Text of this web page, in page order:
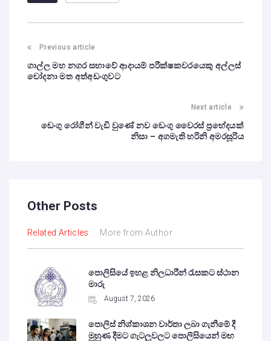
Previous article
ගාල්ල මහ නගර සභාවේ ආදායම් පරීක්ෂකවරයෙකු අල්ලස්
චෝදනා මත අත්අඩංගුවට
Next article
ඩෙංගු රෝගීන් වැඩි වුණේ නව ඩෙංගු වෛරස් ප්‍රභේදයක්
නිසා – අගමැති හරිනි අමරසූරිය
Other Posts
Related Articles More from Author
පොලිසියේ ඉහළ නිලධාරීන් රැසකට ස්ථාන
මාරු
August 7, 2026
පොලිස් නිශ්කාශන වාර්තා ලබා ගැනීමේ දී
මුහුණ දීමට ගැටලුවලට පොලිසියෙන් මඟ